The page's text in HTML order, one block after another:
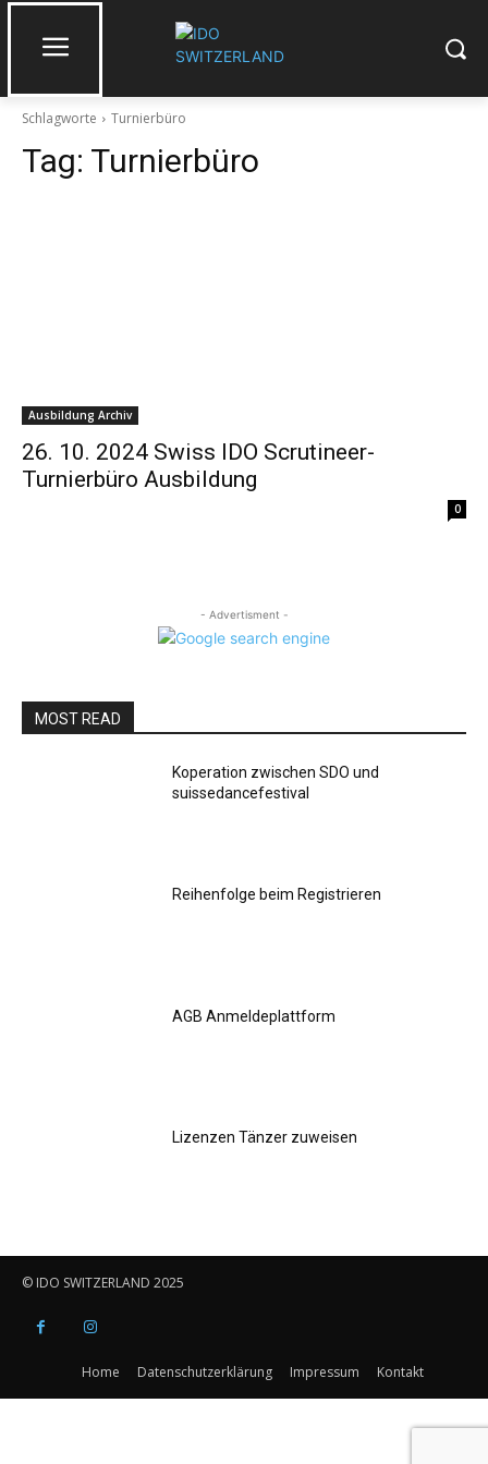
Schlagworte Turnierbüro
Tag: Turnierbüro
Ausbildung Archiv
26. 10. 2024 Swiss IDO Scrutineer-
Turnierbüro Ausbildung
0
- Advertisment -
MOST READ
Koperation zwischen SDO und
suissedancefestival
Reihenfolge beim Registrieren
AGB Anmeldeplattform
Lizenzen Tänzer zuweisen
© IDO SWITZERLAND 2025
Home Datenschutzerklärung Impressum Kontakt